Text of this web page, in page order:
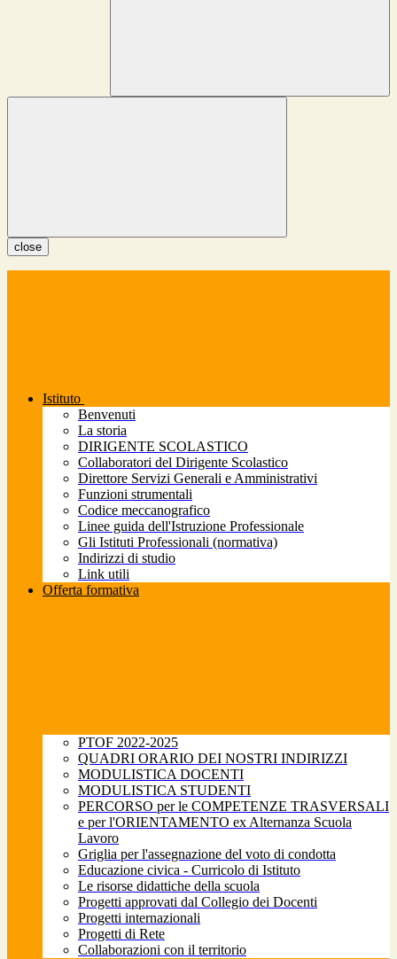
close
Istituto
Benvenuti
La storia
DIRIGENTE SCOLASTICO
Collaboratori del Dirigente Scolastico
Direttore Servizi Generali e Amministrativi
Funzioni strumentali
Codice meccanografico
Linee guida dell'Istruzione Professionale
Gli Istituti Professionali (normativa)
Indirizzi di studio
Link utili
Offerta formativa
PTOF 2022-2025
QUADRI ORARIO DEI NOSTRI INDIRIZZI
MODULISTICA DOCENTI
MODULISTICA STUDENTI
PERCORSO per le COMPETENZE TRASVERSALI
e per l'ORIENTAMENTO ex Alternanza Scuola
Lavoro
Griglia per l'assegnazione del voto di condotta
Educazione civica - Curricolo di Istituto
Le risorse didattiche della scuola
Progetti approvati dal Collegio dei Docenti
Progetti internazionali
Progetti di Rete
Collaborazioni con il territorio